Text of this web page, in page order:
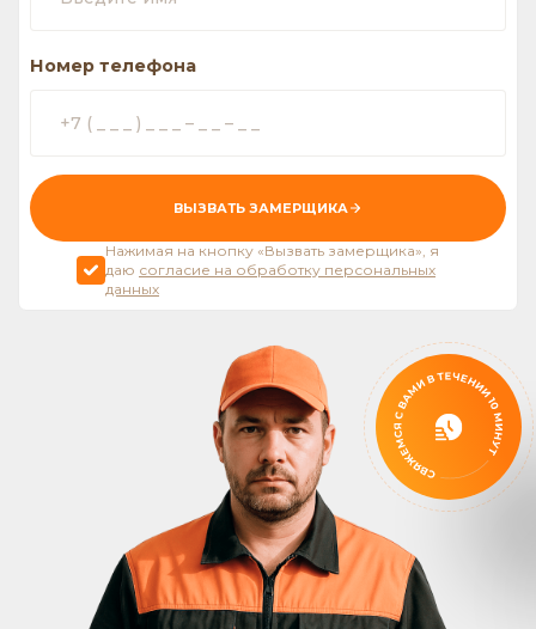
Номер телефона
ВЫЗВАТЬ ЗАМЕРЩИКА
Нажимая на кнопку «Вызвать замерщика», я
даю согласие на обработку персональных
данных